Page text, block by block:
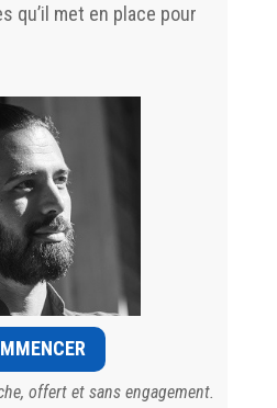
qu’il met en place pour
offert et sans engagement.